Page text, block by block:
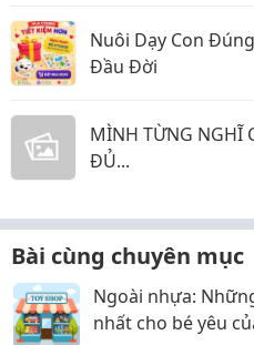
Nuôi Dạy Con
Đầu Đời
MÌNH TỪNG NGHĨ
ĐỦ...
Bài cùng chuyên mục
Ngoài nhựa:
nhất cho bé yêu